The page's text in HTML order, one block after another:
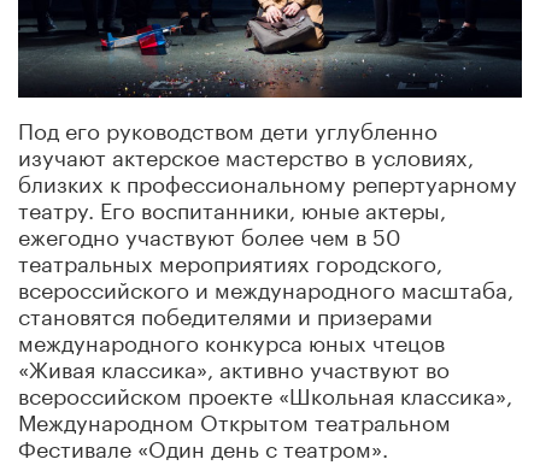
Под его руководством дети углубленно
изучают актерское мастерство в условиях,
близких к профессиональному репертуарному
театру. Его воспитанники, юные актеры,
ежегодно участвуют более чем в 50
театральных мероприятиях городского,
всероссийского и международного масштаба,
становятся победителями и призерами
международного конкурса юных чтецов
«Живая классика», активно участвуют во
всероссийском проекте «Школьная классика»,
Международном Открытом театральном
Фестивале «Один день с театром».